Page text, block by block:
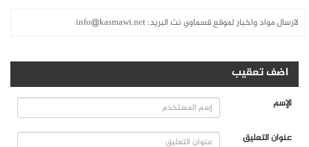
لارسال مواد واخبار لموقع قسماوي نت البريد:info@kasmawi.net
اضف تعقيب
الإسم
عنوان التعليق